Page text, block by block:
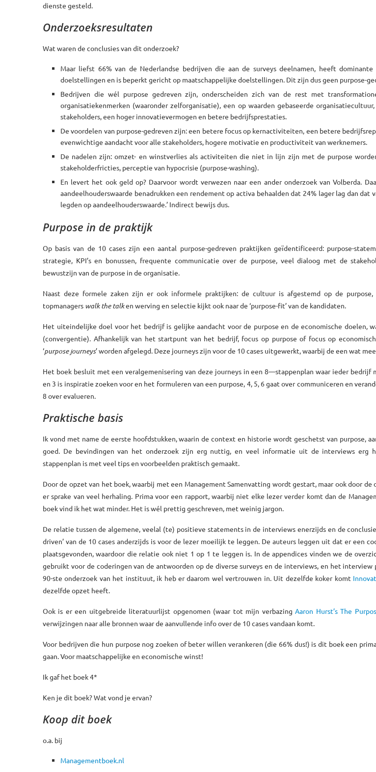
dienste gesteld.
Onderzoeksresultaten
Wat waren de conclusies van dit onderzoek?
Maar liefst 66% van de Nederlandse bedrijven die aan de surveys deelnamen, heeft dominante
doelstellingen en is beperkt gericht op maatschappelijke doelstellingen. Dit zijn dus geen purpose-
Bedrijven die wél purpose gedreven zijn, onderscheiden zich van de rest met
organisatiekenmerken (waaronder zelforganisatie), een op waarden gebaseerde
stakeholders, een hoger innovatievermogen en betere bedrijfsprestaties.
De voordelen van purpose-gedreven zijn: een betere focus op kernactiviteiten, een betere
evenwichtige aandacht voor alle stakeholders, hogere motivatie en productiviteit van werknemers.
De nadelen zijn: omzet- en winstverlies als activiteiten die niet in lijn zijn met de purpose
stakeholderfricties, perceptie van hypocrisie (purpose-washing).
En levert het ook geld op? Daarvoor wordt verwezen naar een ander onderzoek van Volberda.
aandeelhouderswaarde benadrukken een rendement op activa behaalden dat 24% lager lag dan dat
legden op aandeelhouderswaarde.’ Indirect bewijs dus.
Purpose in de praktijk
Op basis van de 10 cases zijn een aantal purpose-gedreven praktijken geïdentificeerd: purpose-
strategie, KPI’s en bonussen, frequente communicatie over de purpose, veel dialoog met de
bewustzijn van de purpose in de organisatie.
Naast deze formele zaken zijn er ook informele praktijken: de cultuur is afgestemd op de purpose,
topmanagers walk the talken werving en selectie kijkt ook naar de ‘purpose-fit’ van de kandidaten.
Het uiteindelijke doel voor het bedrijf is gelijke aandacht voor de purpose en de economische doelen,
(convergentie). Afhankelijk van het startpunt van het bedrijf, focus op purpose of focus op
‘purpose journeys’ worden afgelegd. Deze journeys zijn voor de 10 cases uitgewerkt, waarbij de een wat
Het boek besluit met een veralgemenisering van deze journeys in een 8—stappenplan waar ieder bedrijf
en 3 is inspiratie zoeken voor en het formuleren van een purpose, 4, 5, 6 gaat over communiceren en
8 over evalueren.
Praktische basis
Ik vond met name de eerste hoofdstukken, waarin de context en historie wordt geschetst van purpose,
goed. De bevindingen van het onderzoek zijn erg nuttig, en veel informatie uit de interviews erg
stappenplan is met veel tips en voorbeelden praktisch gemaakt.
Door de opzet van het boek, waarbij met een Management Samenvatting wordt gestart, maar ook door de
er sprake van veel herhaling. Prima voor een rapport, waarbij niet elke lezer verder komt dan de
boek vind ik het wat minder. Het is wél prettig geschreven, met weinig jargon.
De relatie tussen de algemene, veelal (te) positieve statements in de interviews enerzijds en de
driven’ van de 10 cases anderzijds is voor de lezer moeilijk te leggen. De auteurs leggen uit dat er een
plaatsgevonden, waardoor die relatie ook niet 1 op 1 te leggen is. In de appendices vinden we de
gebruikt voor de coderingen van de antwoorden op de diverse surveys en de interviews, en het
90-ste onderzoek van het instituut, ik heb er daarom wel vertrouwen in. Uit dezelfde koker komt
dezelfde opzet heeft.
Ook is er een uitgebreide literatuurlijst opgenomen (waar tot mijn verbazingAaron Hurst’s The
verwijzingen naar alle bronnen waar de aanvullende info over de 10 cases vandaan komt.
Voor bedrijven die hun purpose nog zoeken of beter willen verankeren (die 66% dus!) is dit boek een
gaan. Voor maatschappelijke en economische winst!
Ik gaf het boek 4*
Ken je dit boek? Wat vond je ervan?
Koop dit boek
o.a. bij
Managementboek.nl